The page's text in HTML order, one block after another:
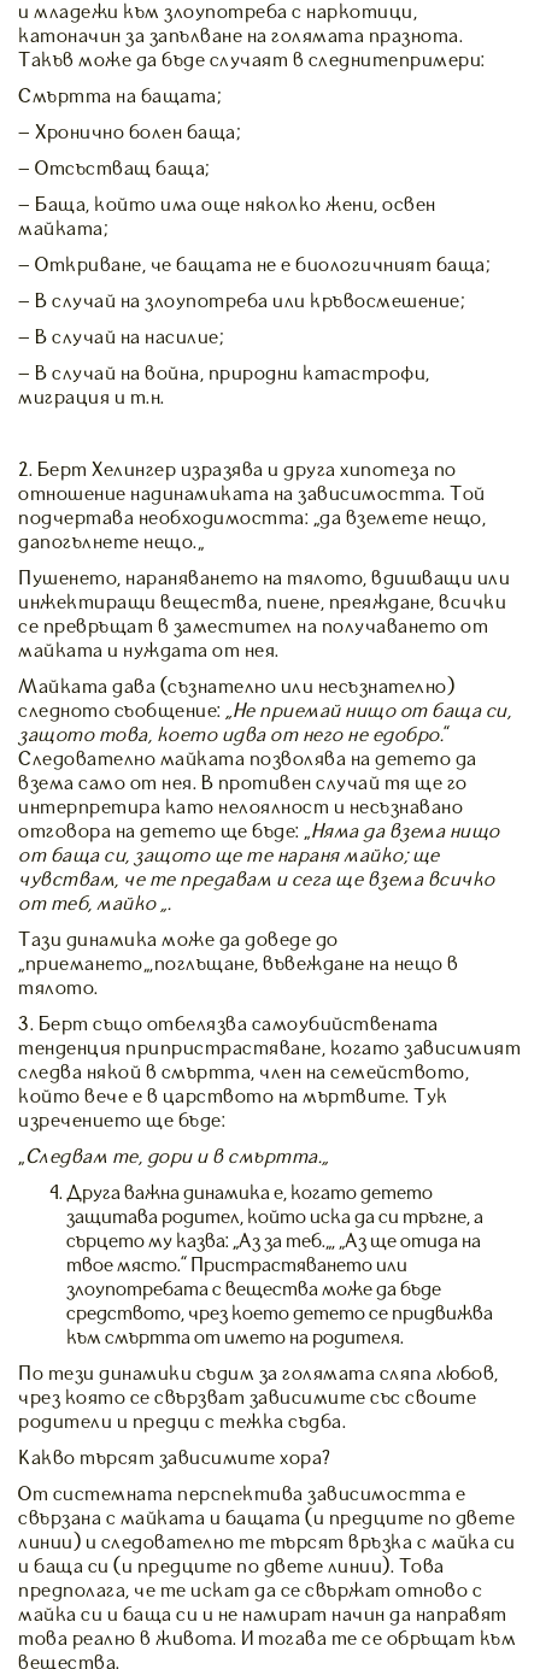
и младежи към злоупотреба с наркотици,
катоначин за запълване на голямата празнота.
Такъв може да бъде случаят в следнитепримери:
Смъртта на бащата;
– Хронично болен баща;
– Отсъстващ баща;
– Баща, който има още няколко жени, освен
майката;
– Откриване, че бащата не е биологичният баща;
– В случай на злоупотреба или кръвосмешение;
– В случай на насилие;
– В случай на война, природни катастрофи,
миграция и т.н.
2. Берт Хелингер изразява и друга хипотеза по
отношение надинамиката на зависимостта. Той
подчертава необходимостта: „да вземете нещо,
дапогълнете нещо.“
Пушенето, нараняването на тялото, вдишващи или
инжектиращи вещества, пиене, преяждане, всички
се превръщат в заместител на получаването от
майката и нуждата от нея.
Майката дава (съзнателно или несъзнателно)
следното съобщение: „Не приемай нищо от баща си,
защото това, което идва от него не едобро.”
Следователно майката позволява на детето да
взема само от нея. В противен случай тя ще го
интерпретира като нелоялност и несъзнавано
отговора на детето ще бъде: „Няма да взема нищо
от баща си, защото ще те нараня майко; ще
чувствам, че те предавам и сега ще взема всичко
от теб, майко “.
Тази динамика може да доведе до
„приемането“,поглъщане, въвеждане на нещо в
тялото.
3. Берт също отбелязва самоубийствената
тенденция припристрастяване, когато зависимият
следва някой в ​​смъртта, член на семейството,
който вече е в царството на мъртвите. Тук
изречението ще бъде:
„Следвам те, дори и в смъртта.“
Друга важна динамика е, когато детето
защитава родител, който иска да си тръгне, а
сърцето му казва: „Аз за теб.“, “Аз ще отида на
твое място.” Пристрастяването или
злоупотребата с вещества може да бъде
средството, чрез което детето се придвижва
към смъртта от името на родителя.
По тези динамики съдим за голямата сляпа любов,
чрез която се свързват зависимите със своите
родители и предци с тежка съдба.
Какво търсят зависимите хора?
От системната перспектива зависимостта е
свързана с майката и бащата (и предците по двете
линии) и следователно те търсят връзка с майка си
и баща си (и предците по двете линии). Това
предполага, че те искат да се свържат отново с
майка си и баща си и не намират начин да направят
това реално в живота. И тогава те се обръщат към
вещества.